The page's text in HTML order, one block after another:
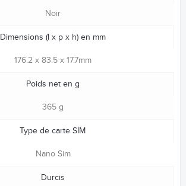
Noir
Dimensions (l x p x h) en mm
176.2 x 83.5 x 17.7mm
Poids net en g
365 g
Type de carte SIM
Nano Sim
Durcis